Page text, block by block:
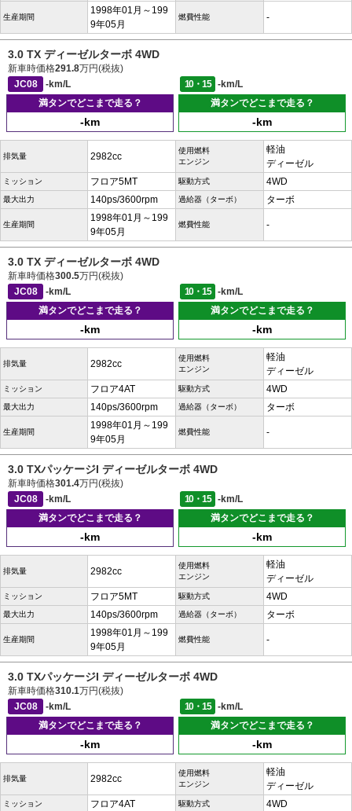
生産期間
1998年01月～199
9年05月
燃費性能 -
3.0 TX ディーゼルターボ 4WD
新車時価格291.8万円(税抜)
JC08
-km/L 10・15
-km/L
満タンでどこまで走る？
-km
満タンでどこまで走る？
-km
排気量 2982cc
使用燃料
エンジン
軽油
ディーゼル
ミッション フロア5MT 駆動方式 4WD
最大出力 140ps/3600rpm 過給器（ターボ） ターボ
生産期間
1998年01月～199
9年05月
燃費性能 -
3.0 TX ディーゼルターボ 4WD
新車時価格300.5万円(税抜)
JC08
-km/L 10・15
-km/L
満タンでどこまで走る？
-km
満タンでどこまで走る？
-km
排気量 2982cc
使用燃料
エンジン
軽油
ディーゼル
ミッション フロア4AT 駆動方式 4WD
最大出力 140ps/3600rpm 過給器（ターボ） ターボ
生産期間
1998年01月～199
9年05月
燃費性能 -
3.0 TXパッケージI ディーゼルターボ 4WD
新車時価格301.4万円(税抜)
JC08
-km/L 10・15
-km/L
満タンでどこまで走る？
-km
満タンでどこまで走る？
-km
排気量 2982cc
使用燃料
エンジン
軽油
ディーゼル
ミッション フロア5MT 駆動方式 4WD
最大出力 140ps/3600rpm 過給器（ターボ） ターボ
生産期間
1998年01月～199
9年05月
燃費性能 -
3.0 TXパッケージI ディーゼルターボ 4WD
新車時価格310.1万円(税抜)
JC08
-km/L 10・15
-km/L
満タンでどこまで走る？
-km
満タンでどこまで走る？
-km
排気量 2982cc
使用燃料
エンジン
軽油
ディーゼル
ミッション フロア4AT 駆動方式 4WD